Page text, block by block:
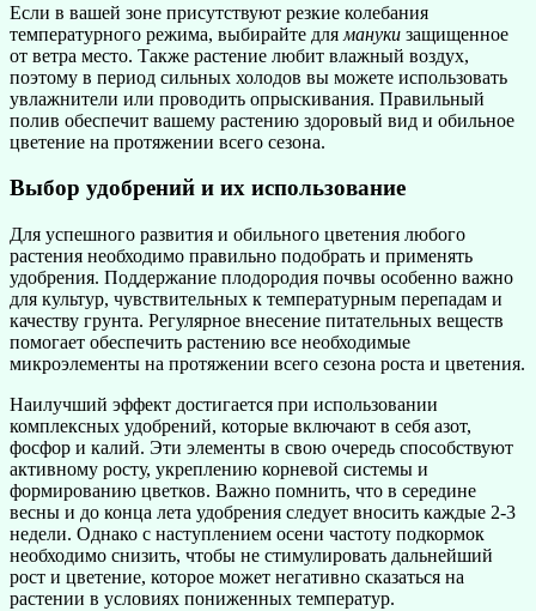
Если в вашей зоне присутствуют резкие колебания
температурного режима, выбирайте для мануки защищенное
от ветра место. Также растение любит влажный воздух,
поэтому в период сильных холодов вы можете использовать
увлажнители или проводить опрыскивания. Правильный
полив обеспечит вашему растению здоровый вид и обильное
цветение на протяжении всего сезона.
Выбор удобрений и их использование
Для успешного развития и обильного цветения любого
растения необходимо правильно подобрать и применять
удобрения. Поддержание плодородия почвы особенно важно
для культур, чувствительных к температурным перепадам и
качеству грунта. Регулярное внесение питательных веществ
помогает обеспечить растению все необходимые
микроэлементы на протяжении всего сезона роста и цветения.
Наилучший эффект достигается при использовании
комплексных удобрений, которые включают в себя азот,
фосфор и калий. Эти элементы в свою очередь способствуют
активному росту, укреплению корневой системы и
формированию цветков. Важно помнить, что в середине
весны и до конца лета удобрения следует вносить каждые 2-3
недели. Однако с наступлением осени частоту подкормок
необходимо снизить, чтобы не стимулировать дальнейший
рост и цветение, которое может негативно сказаться на
растении в условиях пониженных температур.